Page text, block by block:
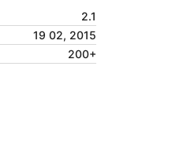
2.1
19 02, 2015
200+